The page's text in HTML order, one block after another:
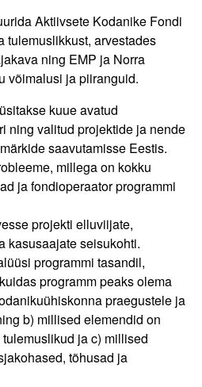
Aktiivsete Kodanike Fondi
tulemuslikkust, arvestades
ning EMP ja Norra
võimalusi ja piiranguid.
kuue avatud
ning valitud projektide ja nende
saavutamisse Eestis.
millega on kokku
ja fondioperaator programmi
projekti elluviijate,
kasusaajate seisukohti.
programmi tasandil,
programm peaks olema
praegustele ja
b) millised elemendid on
ja c) millised
tõhusad ja